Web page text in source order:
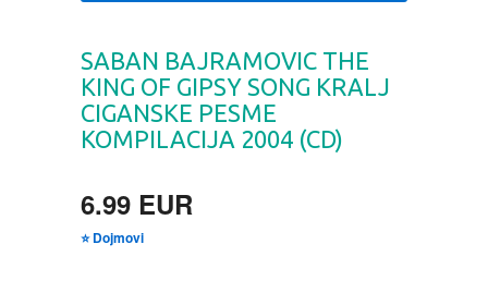
EDUKATIVNI
EROTSKI
FANTASTIKA
SABAN BAJRAMOVIC THE
KING OF GIPSY SONG KRALJ
CIGANSKE PESME
KOMPILACIJA 2004 (CD)
6.99 EUR
⭐ Dojmovi